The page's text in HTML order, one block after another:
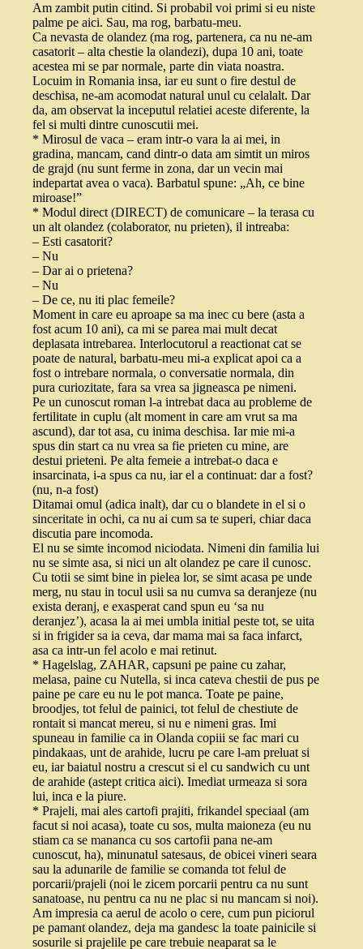
Am zambit putin citind. Si probabil voi primi si eu niste
palme pe aici. Sau, ma rog, barbatu-meu.
Ca nevasta de olandez (ma rog, partenera, ca nu ne-am
casatorit – alta chestie la olandezi), dupa 10 ani, toate
acestea mi se par normale, parte din viata noastra.
Locuim in Romania insa, iar eu sunt o fire destul de
deschisa, ne-am acomodat natural unul cu celalalt. Dar
da, am observat la inceputul relatiei aceste diferente, la
fel si multi dintre cunoscutii mei.
* Mirosul de vaca – eram intr-o vara la ai mei, in
gradina, mancam, cand dintr-o data am simtit un miros
de grajd (nu sunt ferme in zona, dar un vecin mai
indepartat avea o vaca). Barbatul spune: „Ah, ce bine
miroase!”
* Modul direct (DIRECT) de comunicare – la terasa cu
un alt olandez (colaborator, nu prieten), il intreaba:
– Esti casatorit?
– Nu
– Dar ai o prietena?
– Nu
– De ce, nu iti plac femeile?
Moment in care eu aproape sa ma inec cu bere (asta a
fost acum 10 ani), ca mi se parea mai mult decat
deplasata intrebarea. Interlocutorul a reactionat cat se
poate de natural, barbatu-meu mi-a explicat apoi ca a
fost o intrebare normala, o conversatie normala, din
pura curiozitate, fara sa vrea sa jigneasca pe nimeni.
Pe un cunoscut roman l-a intrebat daca au probleme de
fertilitate in cuplu (alt moment in care am vrut sa ma
ascund), dar tot asa, cu inima deschisa. Iar mie mi-a
spus din start ca nu vrea sa fie prieten cu mine, are
destui prieteni. Pe alta femeie a intrebat-o daca e
insarcinata, i-a spus ca nu, iar el a continuat: dar a fost?
(nu, n-a fost)
Ditamai omul (adica inalt), dar cu o blandete in el si o
sinceritate in ochi, ca nu ai cum sa te superi, chiar daca
discutia pare incomoda.
El nu se simte incomod niciodata. Nimeni din familia lui
nu se simte asa, si nici un alt olandez pe care il cunosc.
Cu totii se simt bine in pielea lor, se simt acasa pe unde
merg, nu stau in tocul usii sa nu cumva sa deranjeze (nu
exista deranj, e exasperat cand spun eu ‘sa nu
deranjez’), acasa la ai mei umbla initial peste tot, se uita
si in frigider sa ia ceva, dar mama mai sa faca infarct,
asa ca intr-un fel acolo e mai retinut.
* Hagelslag, ZAHAR, capsuni pe paine cu zahar,
melasa, paine cu Nutella, si inca cateva chestii de pus pe
paine pe care eu nu le pot manca. Toate pe paine,
broodjes, tot felul de painici, tot felul de chestiute de
rontait si mancat mereu, si nu e nimeni gras. Imi
spuneau in familie ca in Olanda copiii se fac mari cu
pindakaas, unt de arahide, lucru pe care l-am preluat si
eu, iar baiatul nostru a crescut si el cu sandwich cu unt
de arahide (astept critica aici). Imediat urmeaza si sora
lui, inca e la piure.
* Prajeli, mai ales cartofi prajiti, frikandel speciaal (am
facut si noi acasa), toate cu sos, multa maioneza (eu nu
stiam ca se mananca cu sos cartofii pana ne-am
cunoscut, ha), minunatul satesaus, de obicei vineri seara
sau la adunarile de familie se comanda tot felul de
porcarii/prajeli (noi le zicem porcarii pentru ca nu sunt
sanatoase, nu pentru ca nu ne plac si nu mancam si noi).
Am impresia ca aerul de acolo o cere, cum pun piciorul
pe pamant olandez, deja ma gandesc la toate painicile si
sosurile si prajelile pe care trebuie neaparat sa le